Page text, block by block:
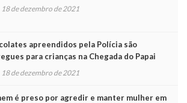
18 de dezembro de 2021
apreendidos pela Polícia são
para crianças na Chegada do Papai
18 de dezembro de 2021
é preso por agredir e manter mulher em